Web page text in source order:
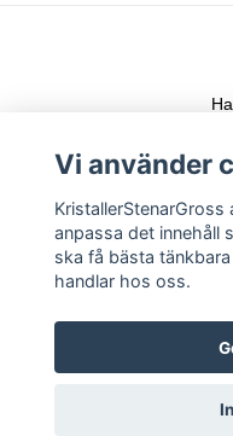
Följ gärna vår
Vi använder
anpassa det innehåll
ska få bästa
handlar hos oss.